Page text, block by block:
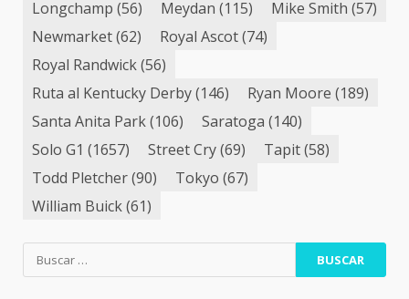
Longchamp (56) Meydan (115) Mike Smith (57)
Newmarket(62) Royal Ascot(74)
Royal Randwick(56)
Ruta al Kentucky Derby(146) Ryan Moore (189)
Santa Anita Park(106) Saratoga (140)
Solo G1 (1657) Street Cry(69) Tapit(58)
Todd Pletcher(90) Tokyo (67)
William Buick(61)
Buscar: